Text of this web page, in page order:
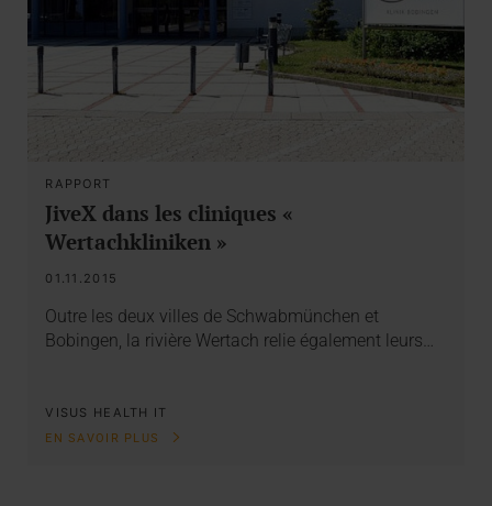
RAPPORT
JiveX dans les cliniques «
Wertachkliniken »
01.11.2015
Outre les deux villes de Schwabmünchen et
Bobingen, la rivière Wertach relie également leurs…
VISUS HEALTH IT
EN SAVOIR PLUS